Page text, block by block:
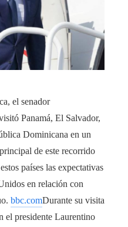
el senador
Panamá, El Salvador,
Dominicana en un
de este recorrido
países las expectativas
en relación con
bbc.comDurante su visita
el presidente Laurentino